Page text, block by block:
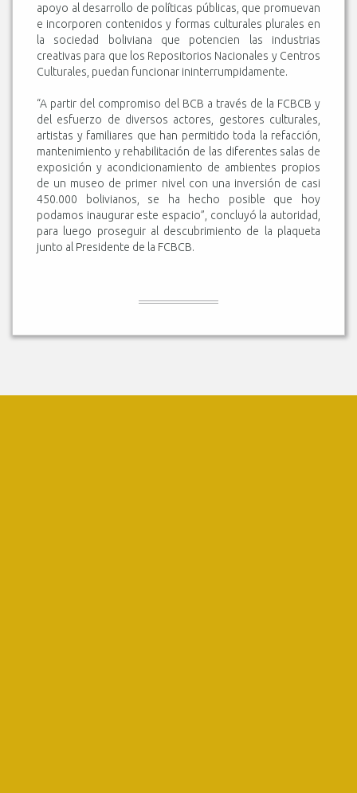
apoyo al desarrollo de políticas públicas, que promuevan
e incorporen contenidos y formas culturales plurales en
la sociedad boliviana que potencien las industrias
creativas para que los Repositorios Nacionales y Centros
Culturales, puedan funcionar ininterrumpidamente.
“A partir del compromiso del BCB a través de la FCBCB y
del esfuerzo de diversos actores, gestores culturales,
artistas y familiares que han permitido toda la refacción,
mantenimiento y rehabilitación de las diferentes salas de
exposición y acondicionamiento de ambientes propios
de un museo de primer nivel con una inversión de casi
450.000 bolivianos, se ha hecho posible que hoy
podamos inaugurar este espacio”, concluyó la autoridad,
para luego proseguir al descubrimiento de la plaqueta
junto al Presidente de la FCBCB.